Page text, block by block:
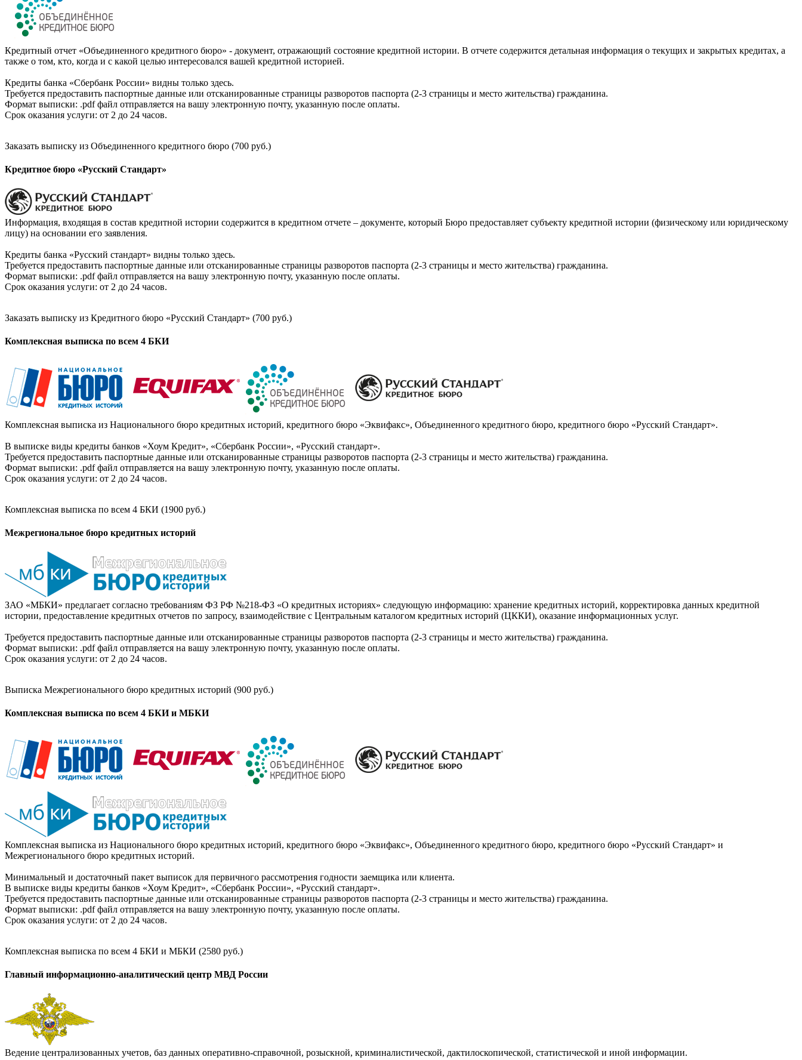
Кредитный отчет «Объединенного кредитного бюро» - документ, отражающий состояние кредитной истории. В отчете содержится детальная информация о текущих и закрытых кредитах, а
также о том, кто, когда и с какой целью интересовался вашей кредитной историей.
Кредиты банка «Сбербанк России» видны только здесь.
Требуется предоставить паспортные данные или отсканированные страницы разворотов паспорта (2-3 страницы и место жительства) гражданина.
Формат выписки: .pdf файл отправляется на вашу электронную почту, указанную после оплаты.
Срок оказания услуги: от 2 до 24 часов.
Заказать выписку из Объединенного кредитного бюро (700 руб.)
Кредитное бюро «Русский Стандарт»
Информация, входящая в состав кредитной истории содержится в кредитном отчете – документе, который Бюро предоставляет субъекту кредитной истории (физическому или юридическому
лицу) на основании его заявления.
Кредиты банка «Русский стандарт» видны только здесь.
Требуется предоставить паспортные данные или отсканированные страницы разворотов паспорта (2-3 страницы и место жительства) гражданина.
Формат выписки: .pdf файл отправляется на вашу электронную почту, указанную после оплаты.
Срок оказания услуги: от 2 до 24 часов.
Заказать выписку из Кредитного бюро «Русский Стандарт» (700 руб.)
Комплексная выписка по всем 4 БКИ
Комплексная выписка из Национального бюро кредитных историй, кредитного бюро «Эквифакс», Объединенного кредитного бюро, кредитного бюро «Русский Стандарт».
В выписке виды кредиты банков «Хоум Кредит», «Сбербанк России», «Русский стандарт».
Требуется предоставить паспортные данные или отсканированные страницы разворотов паспорта (2-3 страницы и место жительства) гражданина.
Формат выписки: .pdf файл отправляется на вашу электронную почту, указанную после оплаты.
Срок оказания услуги: от 2 до 24 часов.
Комплексная выписка по всем 4 БКИ (1900 руб.)
Межрегиональное бюро кредитных историй
ЗАО «МБКИ» предлагает согласно требованиям ФЗ РФ №218-ФЗ «О кредитных историях» следующую информацию: хранение кредитных историй, корректировка данных кредитной
истории, предоставление кредитных отчетов по запросу, взаимодействие с Центральным каталогом кредитных историй (ЦККИ), оказание информационных услуг.
Требуется предоставить паспортные данные или отсканированные страницы разворотов паспорта (2-3 страницы и место жительства) гражданина.
Формат выписки: .pdf файл отправляется на вашу электронную почту, указанную после оплаты.
Срок оказания услуги: от 2 до 24 часов.
Выписка Межрегионального бюро кредитных историй (900 руб.)
Комплексная выписка по всем 4 БКИ и МБКИ
Комплексная выписка из Национального бюро кредитных историй, кредитного бюро «Эквифакс», Объединенного кредитного бюро, кредитного бюро «Русский Стандарт» и
Межрегионального бюро кредитных историй.
Минимальный и достаточный пакет выписок для первичного рассмотрения годности заемщика или клиента.
В выписке виды кредиты банков «Хоум Кредит», «Сбербанк России», «Русский стандарт».
Требуется предоставить паспортные данные или отсканированные страницы разворотов паспорта (2-3 страницы и место жительства) гражданина.
Формат выписки: .pdf файл отправляется на вашу электронную почту, указанную после оплаты.
Срок оказания услуги: от 2 до 24 часов.
Комплексная выписка по всем 4 БКИ и МБКИ (2580 руб.)
Главный информационно-аналитический центр МВД России
Ведение централизованных учетов, баз данных оперативно-справочной, розыскной, криминалистической, дактилоскопической, статистической и иной информации.